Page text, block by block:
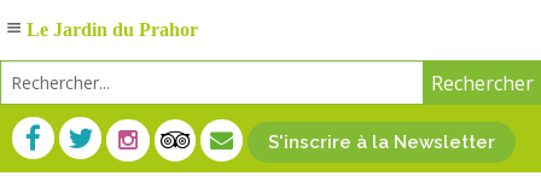
S'inscrire à la Newsletter
Le Jardin du Prahor